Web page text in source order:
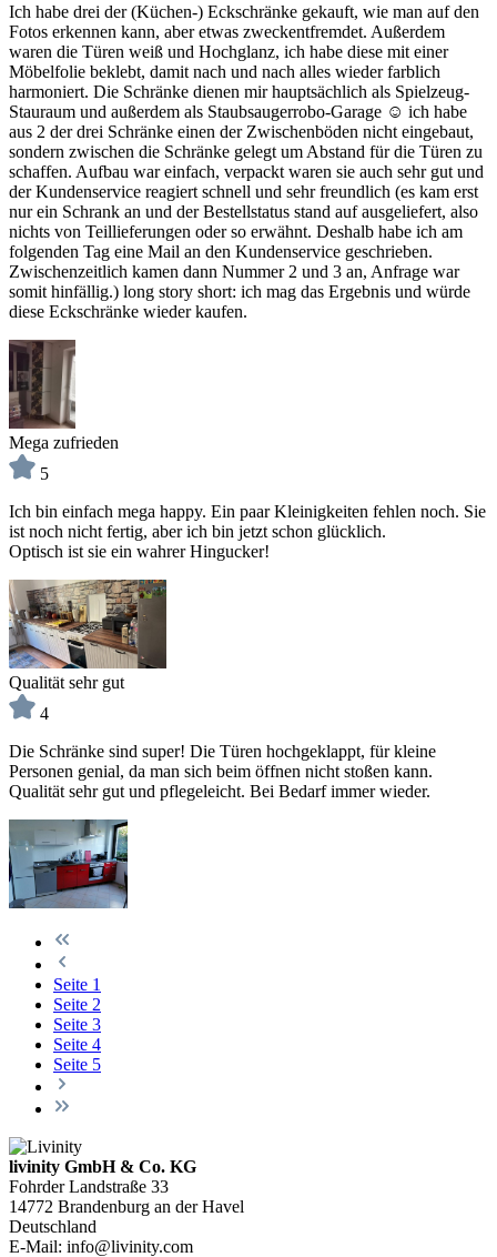
Ich habe drei der (Küchen-) Eckschränke gekauft, wie man auf den
Fotos erkennen kann, aber etwas zweckentfremdet. Außerdem
waren die Türen weiß und Hochglanz, ich habe diese mit einer
Möbelfolie beklebt, damit nach und nach alles wieder farblich
harmoniert. Die Schränke dienen mir hauptsächlich als Spielzeug-
Stauraum und außerdem als Staubsaugerrobo-Garage ☺️ ich habe
aus 2 der drei Schränke einen der Zwischenböden nicht eingebaut,
sondern zwischen die Schränke gelegt um Abstand für die Türen zu
schaffen. Aufbau war einfach, verpackt waren sie auch sehr gut und
der Kundenservice reagiert schnell und sehr freundlich (es kam erst
nur ein Schrank an und der Bestellstatus stand auf ausgeliefert, also
nichts von Teillieferungen oder so erwähnt. Deshalb habe ich am
folgenden Tag eine Mail an den Kundenservice geschrieben.
Zwischenzeitlich kamen dann Nummer 2 und 3 an, Anfrage war
somit hinfällig.) long story short: ich mag das Ergebnis und würde
diese Eckschränke wieder kaufen.
Mega zufrieden
5
Ich bin einfach mega happy. Ein paar Kleinigkeiten fehlen noch. Sie
ist noch nicht fertig, aber ich bin jetzt schon glücklich.
Optisch ist sie ein wahrer Hingucker!
Qualität sehr gut
4
Die Schränke sind super! Die Türen hochgeklappt, für kleine
Personen genial, da man sich beim öffnen nicht stoßen kann.
Qualität sehr gut und pflegeleicht. Bei Bedarf immer wieder.
Seite 1
Seite 2
Seite 3
Seite 4
Seite 5
livinity GmbH & Co. KG
Fohrder Landstraße 33
14772 Brandenburg an der Havel
Deutschland
E-Mail: info@livinity.com